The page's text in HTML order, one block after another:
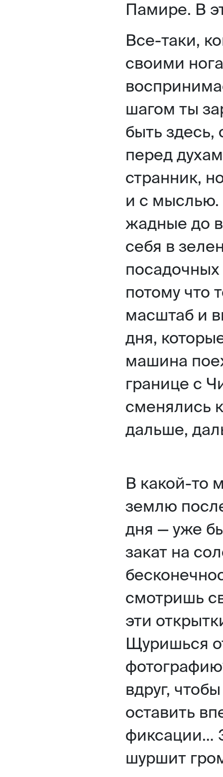
Памире. В
Все-таки,
своими
шагом ты
быть здесь,
перед
странник,
и с
жадные до
себя в
потому что
масштаб и
дня,
машина
границе с
сменялись
дальше,
В какой-то
землю
дня — уже
закат на
смотришь
эти
Щуришься
вдруг,
оставить
фиксации…
шуршит